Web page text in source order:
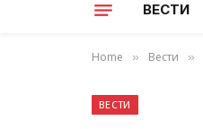
ВЕСТИ
Home » Вести »
ВЕСТИ